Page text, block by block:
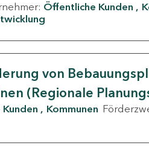
Öffentliche Kunden
von
(Regionale
Kommunen